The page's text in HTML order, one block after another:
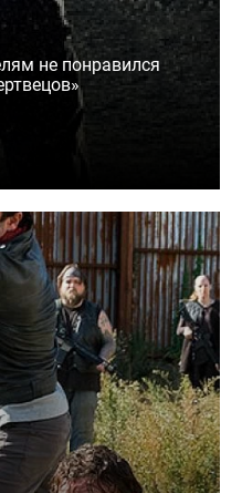
не понравился